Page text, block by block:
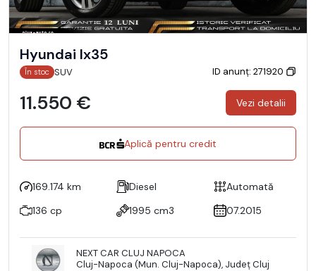
Hyundai Ix35
În stoc SUV ID anunț: 271920
11.550 € Vezi detalii
Aplică pentru credit
169.174 km Diesel
Automată
136 cp
1995 cm3 07.2015
NEXT CAR CLUJ NAPOCA
Cluj-Napoca (Mun. Cluj-Napoca), Județ Cluj